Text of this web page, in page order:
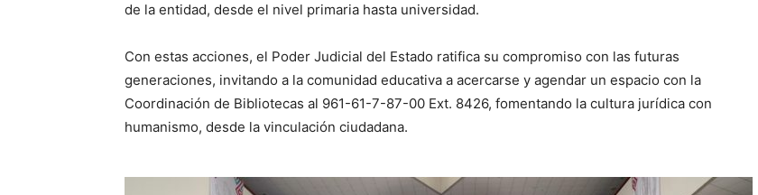
de la entidad, desde el nivel primaria hasta universidad.
Con estas acciones, el Poder Judicial del Estado ratifica su compromiso con las futuras
generaciones, invitando a la comunidad educativa a acercarse y agendar un espacio con la
Coordinación de Bibliotecas al 961-61-7-87-00 Ext. 8426, fomentando la cultura jurídica con
humanismo, desde la vinculación ciudadana.